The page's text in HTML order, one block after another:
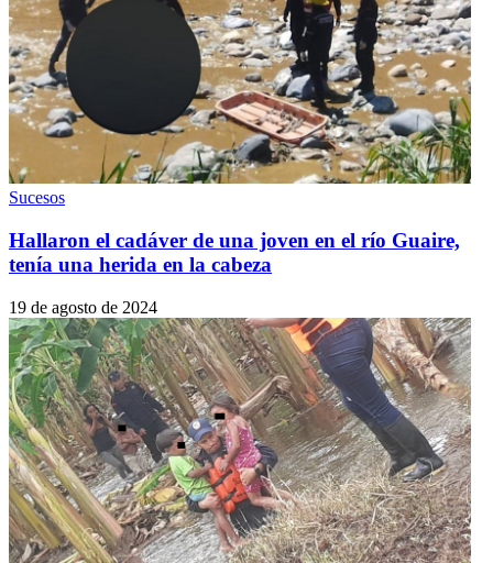
Sucesos
Hallaron el cadáver de una joven en el río Guaire,
tenía una herida en la cabeza
19 de agosto de 2024